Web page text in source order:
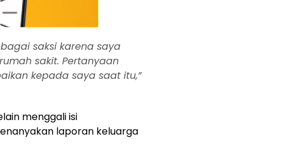
saksi karena saya
sakit. Pertanyaan
kepada saya saat itu,”
menggali isi
laporan keluarga